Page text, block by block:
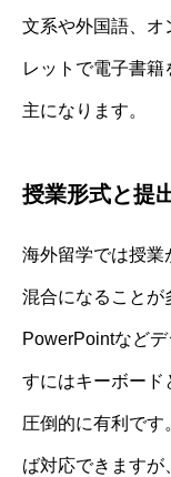
文系や外国語、オ
レットで電子書
主になります。
授業形式と提
海外留学では授業
混合になることが
PowerPointなど
すにはキーボード
圧倒的に有利で
ば対応できますが